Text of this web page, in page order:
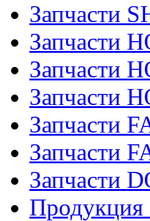
Запчасти
Запчасти
Запчасти
Запчасти
Запчасти
Запчасти
Запчасти